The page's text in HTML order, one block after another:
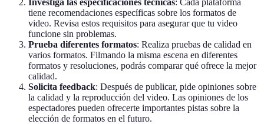
tiene recomendaciones específicas sobre los formatos de
video. Revisa estos requisitos para asegurar que tu video
funcione sin problemas.
Prueba diferentes formatos: Realiza pruebas de calidad en
varios formatos. Filmando la misma escena en diferentes
formatos y resoluciones, podrás comparar qué ofrece la mejor
calidad.
Solicita feedback: Después de publicar, pide opiniones sobre
la calidad y la reproducción del video. Las opiniones de los
espectadores pueden ofrecerte importantes pistas sobre la
elección de formatos en el futuro.